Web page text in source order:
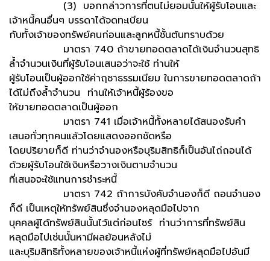
(3) บอกกล่าวการที่ตนไม่ยอมนั้นให้ผู้รับโอนและ
เจ้าหนี้คนอื่นๆ บรรดาได้จดทะเบียน
กับทั้งเจ้าของทรัพย์คนก่อนและลูกหนี้ชั้นต้นทราบด้วย
มาตรา 740 ถ้าขายทอดตลาดได้เงินจำนวนสุทธิ
ล้ำจำนวนเงินที่ผู้รับโอนเสนอว่าจะใช้ ท่านให้
ผู้รับโอนเป็นผู้ออกใช้ค่าฤชาธรรมเนียม ในการขายทอดตลาดถ้า
ได้ไม่ถึงล้ำจำนวน ท่านให้เจ้าหนี้ผู้ร้องขอ
ให้ขายทอดตลาดเป็นผู้ออก
มาตรา 741 เมื่อเจ้าหนี้ทั้งหลายได้สนองรับคำ
เสนอทั่วทุกคนแล้วโดยแสดงออกชัดหรือ
โดยปริยายก็ดี ท่านว่าจำนองหรือบุริมสิทธิก็เป็นอันไถ่ถอนได้
ด้วยผู้รับโอนใช้เงินหรือวางเงินตามจำนวน
ที่เสนอจะใช้แทนการชำระหนี้
มาตรา 742 ถ้าการบังคับจำนองก็ดี ถอนจำนอง
ก็ดี เป็นเหตุให้ทรัพย์สินซึ่งจำนองหลุดมือไปจาก
บุคคลผู้ได้ทรัพย์สินนั้นไว้แต่ก่อนไซร้ ท่านว่าการที่ทรัพย์สิน
หลุดมือไปเช่นนั้นหามีผลย้อนหลังไม่
และบุริมสิทธิทั้งหลายของเจ้าหนี้แห่งผู้ที่ทรัพย์หลุดมือไปอันมี